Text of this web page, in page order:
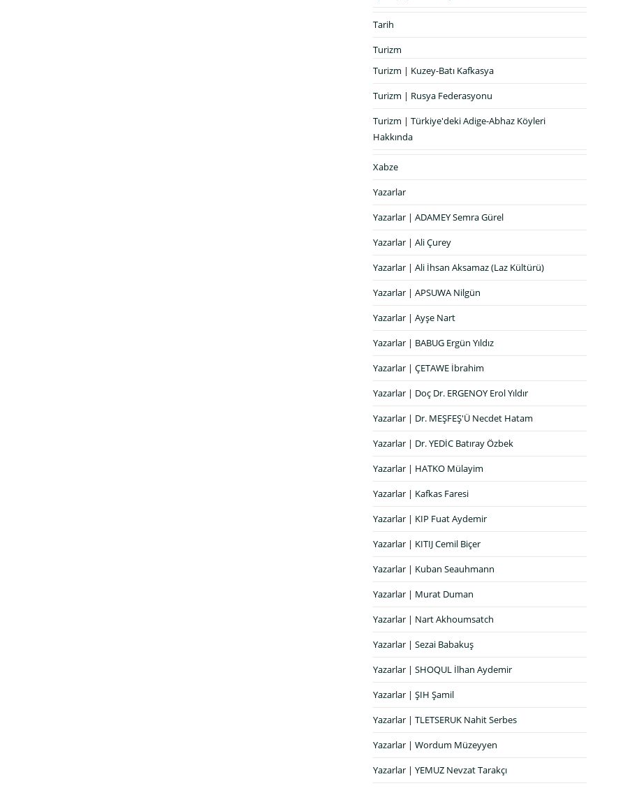
Tarih
Turizm
Turizm | Kuzey-Batı Kafkasya
Turizm | Rusya Federasyonu
Turizm | Türkiye'deki Adige-Abhaz Köyleri
Hakkında
Xabze
Yazarlar
Yazarlar | ADAMEY Semra Gürel
Yazarlar | Ali Çurey
Yazarlar | Ali İhsan Aksamaz (Laz Kültürü)
Yazarlar | APSUWA Nilgün
Yazarlar | Ayşe Nart
Yazarlar | BABUG Ergün Yıldız
Yazarlar | ÇETAWE İbrahim
Yazarlar | Doç Dr. ERGENOY Erol Yıldır
Yazarlar | Dr. MEŞFEŞ'Ü Necdet Hatam
Yazarlar | Dr. YEDİC Batıray Özbek
Yazarlar | HATKO Mülayim
Yazarlar | Kafkas Faresi
Yazarlar | KIP Fuat Aydemir
Yazarlar | KITIJ Cemil Biçer
Yazarlar | Kuban Seauhmann
Yazarlar | Murat Duman
Yazarlar | Nart Akhoumsatch
Yazarlar | Sezai Babakuş
Yazarlar | SHOQUL İlhan Aydemir
Yazarlar | ŞIH Şamil
Yazarlar | TLETSERUK Nahit Serbes
Yazarlar | Wordum Müzeyyen
Yazarlar | YEMUZ Nevzat Tarakçı